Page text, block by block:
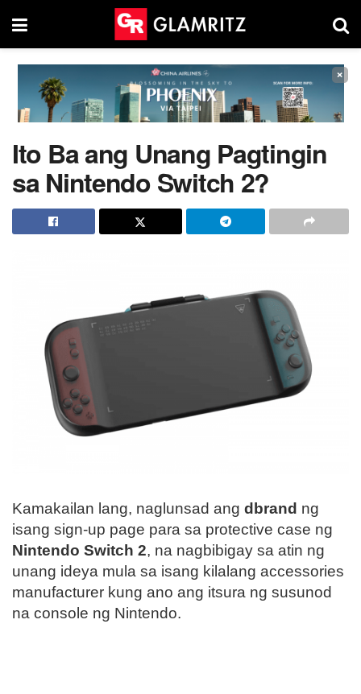
×
Ito Ba ang Unang Pagtingin
sa Nintendo Switch 2?
Kamakailan lang, naglunsad ang dbrand ng
isang sign-up page para sa protective case ng
Nintendo Switch 2, na nagbibigay sa atin ng
unang ideya mula sa isang kilalang accessories
manufacturer kung ano ang itsura ng susunod
na console ng Nintendo.